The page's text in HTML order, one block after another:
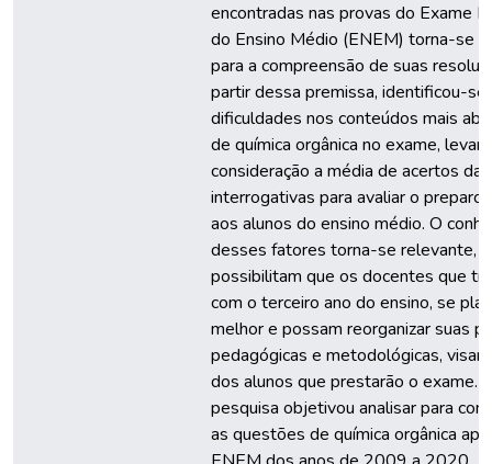
encontradas nas provas do Exame
do Ensino Médio (ENEM) torna-se
para a compreensão de suas
partir dessa premissa, identificou-se
dificuldades nos conteúdos mais
de química orgânica no exame,
consideração a média de acertos das
interrogativas para avaliar o preparo
aos alunos do ensino médio. O
desses fatores torna-se relevante,
possibilitam que os docentes que
com o terceiro ano do ensino, se
melhor e possam reorganizar suas
pedagógicas e metodológicas,
dos alunos que prestarão o exame.
pesquisa objetivou analisar para
as questões de química orgânica